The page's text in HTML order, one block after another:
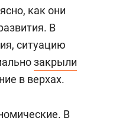
как они
В
ситуацию
закрыли
в верхах.
В